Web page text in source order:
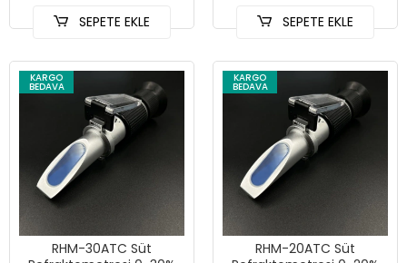
SEPETE EKLE SEPETE EKLE
KARGO
BEDAVA
RHM-30ATC Süt
KARGO
BEDAVA
RHM-20ATC Süt